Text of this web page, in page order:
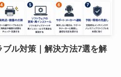
ル対策｜解決方法7選を解